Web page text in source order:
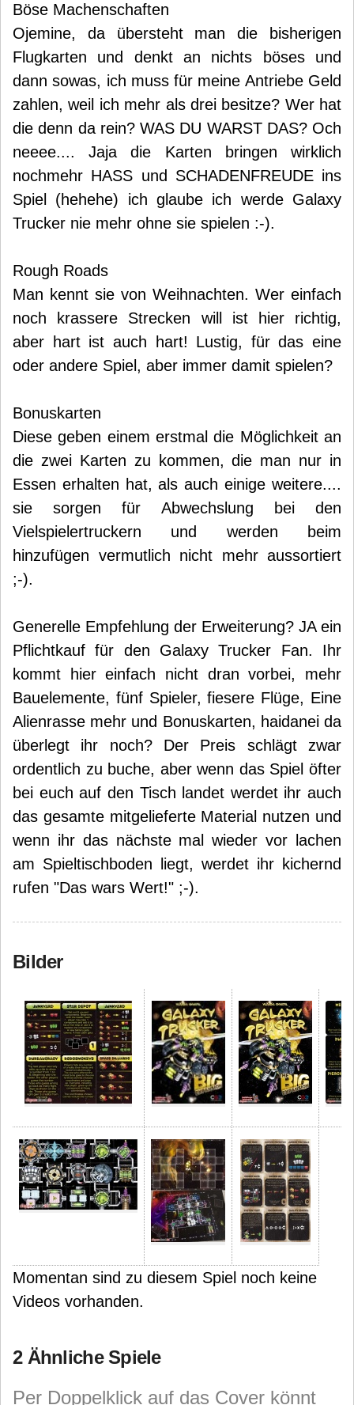
Böse Machenschaften
Ojemine, da übersteht man die bisherigen
Flugkarten und denkt an nichts böses und
dann sowas, ich muss für meine Antriebe Geld
zahlen, weil ich mehr als drei besitze? Wer hat
die denn da rein? WAS DU WARST DAS? Och
neeee.... Jaja die Karten bringen wirklich
nochmehr HASS und SCHADENFREUDE ins
Spiel (hehehe) ich glaube ich werde Galaxy
Trucker nie mehr ohne sie spielen :-).
Rough Roads
Man kennt sie von Weihnachten. Wer einfach
noch krassere Strecken will ist hier richtig,
aber hart ist auch hart! Lustig, für das eine
oder andere Spiel, aber immer damit spielen?
Bonuskarten
Diese geben einem erstmal die Möglichkeit an
die zwei Karten zu kommen, die man nur in
Essen erhalten hat, als auch einige weitere....
sie sorgen für Abwechslung bei den
Vielspielertruckern und werden beim
hinzufügen vermutlich nicht mehr aussortiert
;-).
Generelle Empfehlung der Erweiterung? JA ein
Pflichtkauf für den Galaxy Trucker Fan. Ihr
kommt hier einfach nicht dran vorbei, mehr
Bauelemente, fünf Spieler, fiesere Flüge, Eine
Alienrasse mehr und Bonuskarten, haidanei da
überlegt ihr noch? Der Preis schlägt zwar
ordentlich zu buche, aber wenn das Spiel öfter
bei euch auf den Tisch landet werdet ihr auch
das gesamte mitgelieferte Material nutzen und
wenn ihr das nächste mal wieder vor lachen
am Spieltischboden liegt, werdet ihr kichernd
rufen "Das wars Wert!" ;-).
Bilder
Momentan sind zu diesem Spiel noch keine
Videos vorhanden.
2 Ähnliche Spiele
Per Doppelklick auf das Cover könnt